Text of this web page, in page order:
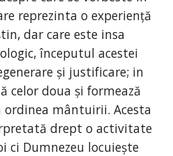
reprezinta o experiență
dar care este insa
începutul acestei
și justificare; in
celor doua și formează
mântuirii. Acesta
drept o activitate
ci Dumnezeu locuiește